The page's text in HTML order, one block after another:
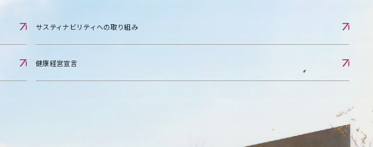
サスティナビリティへの取り組み
健康経営宣言